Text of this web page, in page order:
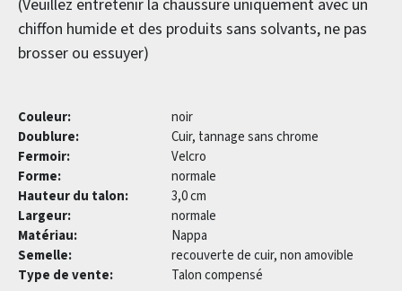
(Veuillez entretenir la chaussure uniquement avec un
chiffon humide et des produits sans solvants, ne pas
brosser ou essuyer)
Couleur:
noir
Doublure:
Cuir, tannage sans chrome
Fermoir:
Velcro
Forme:
normale
Hauteur du talon:
3,0 cm
Largeur:
normale
Matériau:
Nappa
Semelle:
recouverte de cuir, non amovible
Type de vente:
Talon compensé